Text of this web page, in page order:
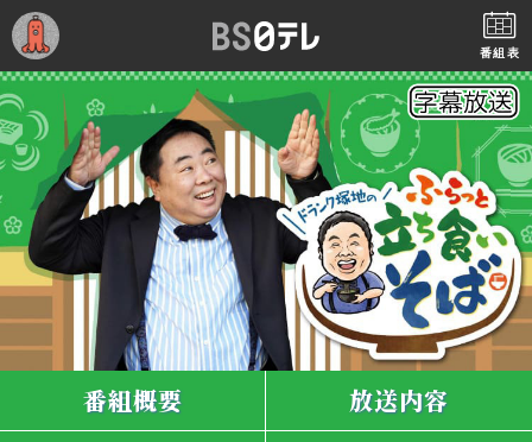
番組表
番組概要
放送内容